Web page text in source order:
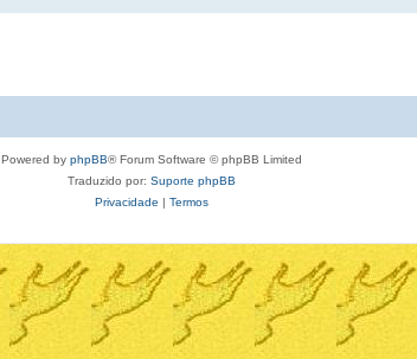
Powered by phpBB® Forum Software © phpBB Limited
Traduzido por: Suporte phpBB
Privacidade | Termos